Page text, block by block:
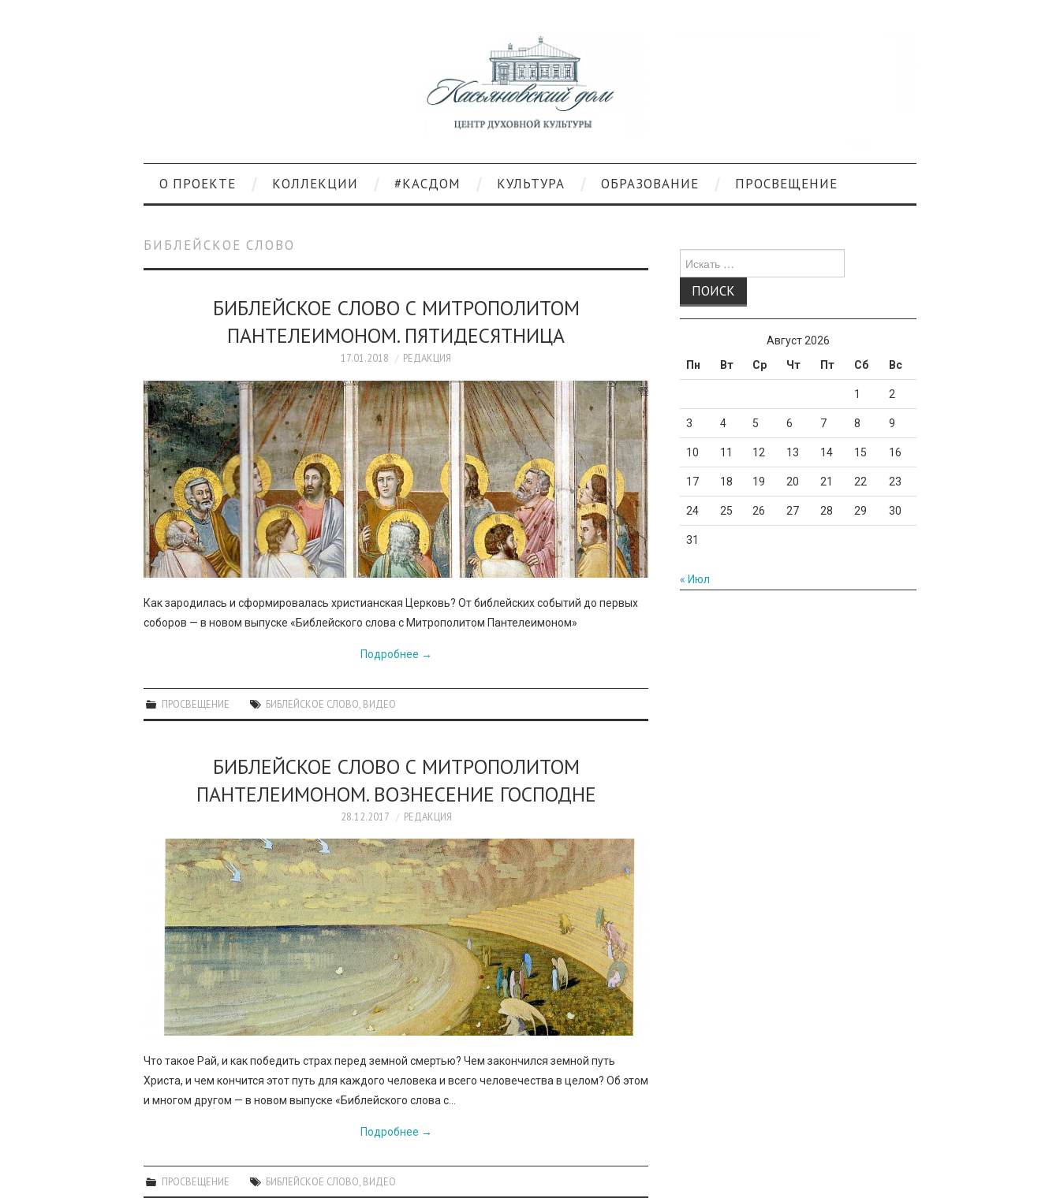
О ПРОЕКТЕ КОЛЛЕКЦИИ #КАСДОМ КУЛЬТУРА ОБРАЗОВАНИЕ ПРОСВЕЩЕНИЕ
БИБЛЕЙСКОЕ СЛОВО
БИБЛЕЙСКОЕ СЛОВО С МИТРОПОЛИТОМ
ПАНТЕЛЕИМОНОМ. ПЯТИДЕСЯТНИЦА
17.01.2018 РЕДАКЦИЯ
Как зародилась и сформировалась христианская Церковь? От библейских событий до первых
соборов — в новом выпуске «Библейского слова с Митрополитом Пантелеимоном»
Подробнее →
ПРОСВЕЩЕНИЕ БИБЛЕЙСКОЕ СЛОВО ВИДЕО
БИБЛЕЙСКОЕ СЛОВО С МИТРОПОЛИТОМ
ПАНТЕЛЕИМОНОМ. ВОЗНЕСЕНИЕ ГОСПОДНЕ
28.12.2017 РЕДАКЦИЯ
Что такое Рай, и как победить страх перед земной смертью? Чем закончился земной путь
Христа, и чем кончится этот путь для каждого человека и всего человечества в целом? Об этом
и многом другом — в новом выпуске «Библейского слова с…
Подробнее →
ПРОСВЕЩЕНИЕ БИБЛЕЙСКОЕ СЛОВО ВИДЕО
для:
Август 2026
Пн
Вт Ср Чт Пт Сб Вс
1 2
3 4 5 6 7 8 9
10 11 12 13 14 15 16
17 18 19 20 21 22 23
24 25 26 27 28 29 30
31
« Июл